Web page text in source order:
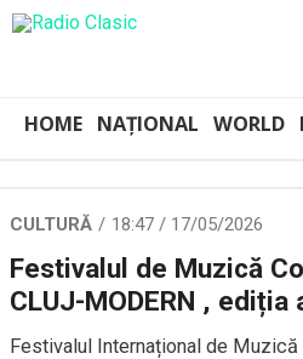
HOME NAȚIONAL WORLD
CULTURĂ 18:47 / 17/05/2026
Festivalul de Muzică
CLUJ-MODERN , ediția
Festivalul Internațional de Muzică